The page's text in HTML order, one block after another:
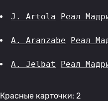
J. Artola Реал
A. Aranzabe Реал
A. Jelbat Реал
Красные карточки: 2